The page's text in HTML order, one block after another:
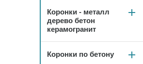
Коронки - металл
дерево бетон
керамогранит
Коронки по бетону